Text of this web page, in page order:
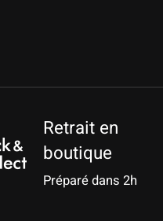
Retrait en
boutique
Préparé dans 2h